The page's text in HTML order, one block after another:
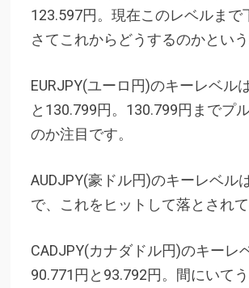
123.597円。現在このレベルまで
さてこれからどうするのかという
EURJPY(ユーロ円)のキーレベル
と130.799円。130.799円までプ
のか注目です。
AUDJPY(豪ドル円)のキーレベル
で、これをヒットして落とされて
CADJPY(カナダドル円)のキーレ
90.771円と93.792円。間にいて